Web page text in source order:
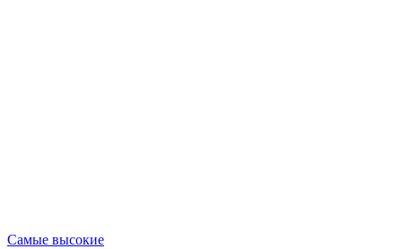
Опубликовано
Самые высокие